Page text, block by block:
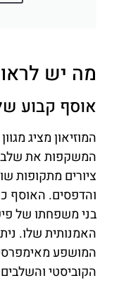
מה יש
אוסף קבוע
המוזיאון מציג
המשקפות את שלבי
ציורים מתקופות
והדפסים. האוסף
בני משפחתו של
האמנותית שלו.
המושפע
הקוביסטי